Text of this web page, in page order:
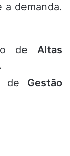
a demanda.
deAltas
.
de Gestão